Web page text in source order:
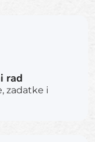
rad
zadatke i